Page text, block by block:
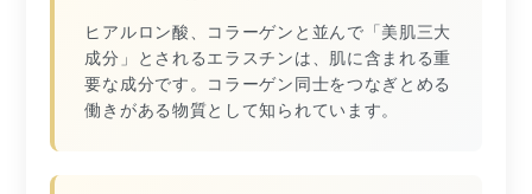
ヒアルロン酸、コラーゲンと並んで「美肌三大
成分」とされるエラスチンは、肌に含まれる重
要な成分です。コラーゲン同士をつなぎとめる
働きがある物質として知られています。